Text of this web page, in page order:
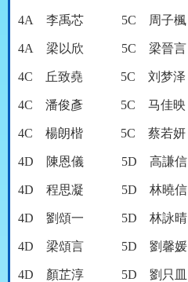
4A 李禹芯 5C 周子楓
4A 梁以欣 5C 梁晉言
4C 丘致堯 5C 刘梦泽
4C 潘俊彥 5C 马佳映
4C 楊朗楷 5C 蔡若妍
4D 陳恩儀 5D 高謙信
4D 程思凝 5D 林曉信
4D 劉頌一 5D 林詠晴
4D 梁頌言 5D 劉馨媛
4D 顏芷淳 5D 劉只皿